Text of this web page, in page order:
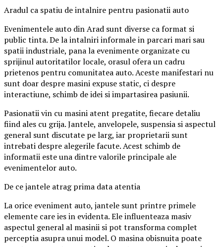
Aradul ca spatiu de intalnire pentru pasionatii auto
Evenimentele auto din Arad sunt diverse ca format si
public tinta. De la intalniri informale in parcari mari sau
spatii industriale, pana la evenimente organizate cu
sprijinul autoritatilor locale, orasul ofera un cadru
prietenos pentru comunitatea auto. Aceste manifestari nu
sunt doar despre masini expuse static, ci despre
interactiune, schimb de idei si impartasirea pasiunii.
Pasionatii vin cu masini atent pregatite, fiecare detaliu
fiind ales cu grija. Jantele, anvelopele, suspensia si aspectul
general sunt discutate pe larg, iar proprietarii sunt
intrebati despre alegerile facute. Acest schimb de
informatii este una dintre valorile principale ale
evenimentelor auto.
De ce jantele atrag prima data atentia
La orice eveniment auto, jantele sunt printre primele
elemente care ies in evidenta. Ele influenteaza masiv
aspectul general al masinii si pot transforma complet
perceptia asupra unui model. O masina obisnuita poate